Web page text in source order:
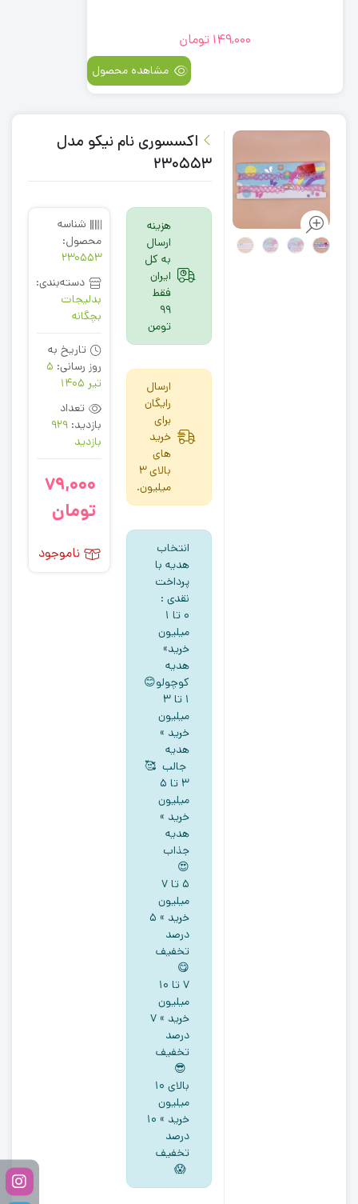
149,000 تومان
مشاهده محصول
اکسسوری نام نیکو مدل
230553
هزینه
ارسال
به کل
ایران
فقط
99
تومن
ارسال
رایگان
برای
خرید
های
بالای 3
میلیون.
انتخاب
هدیه با
پرداخت
نقدی :
۰ تا ۱
میلیون
خرید»
هدیه
کوچولو😊
۱ تا ۳
میلیون
خرید »
هدیه
جالب 🥰
۳ تا ۵
میلیون
خرید »
هدیه
جذاب
😍
5 تا ۷
میلیون
خرید » ۵
درصد
تخفیف
😋
۷ تا ۱۰
میلیون
خرید » ۷
درصد
تخفیف
😎
بالای ۱۰
میلیون
خرید » ۱۰
درصد
تخفیف
😱
شناسه
محصول:
230553
دسته‌بندی:
بدلیجات
بچگانه
تاریخ به
روز رسانی: 5
تیر 1405
تعداد
بازدید: 929
بازدید
79,000
تومان
ناموجود